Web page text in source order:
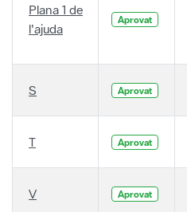
Plana 1 de
l'ajuda
Aprovat
S Aprovat
T Aprovat
V Aprovat